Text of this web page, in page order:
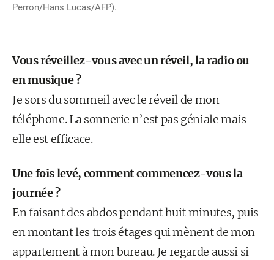
Perron/Hans Lucas/AFP).
Vous réveillez-vous avec un réveil, la radio ou
en musique ?
Je sors du sommeil avec le réveil de mon
téléphone. La sonnerie n’est pas géniale mais
elle est efficace.
Une fois levé, comment commencez-vous la
journée ?
En faisant des abdos pendant huit minutes, puis
en montant les trois étages qui mènent de mon
appartement à mon bureau. Je regarde aussi si